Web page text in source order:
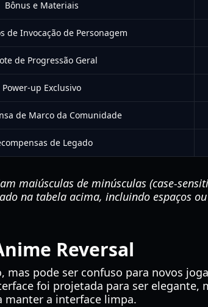
Bônus e Materiais
de Invocação de Personagem
de Progressão Geral
Power-up Exclusivo
de Marco da Comunidade
de Legado
maiúsculas de minúsculas (case-
na tabela acima, incluindo espaços
Reversal
mas pode ser confuso para novos
foi projetada para ser elegante,
manter a interface limpa.